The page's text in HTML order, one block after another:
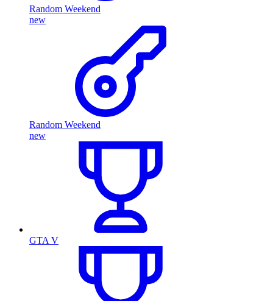
Random Weekend
new
Random Weekend
new
GTA V